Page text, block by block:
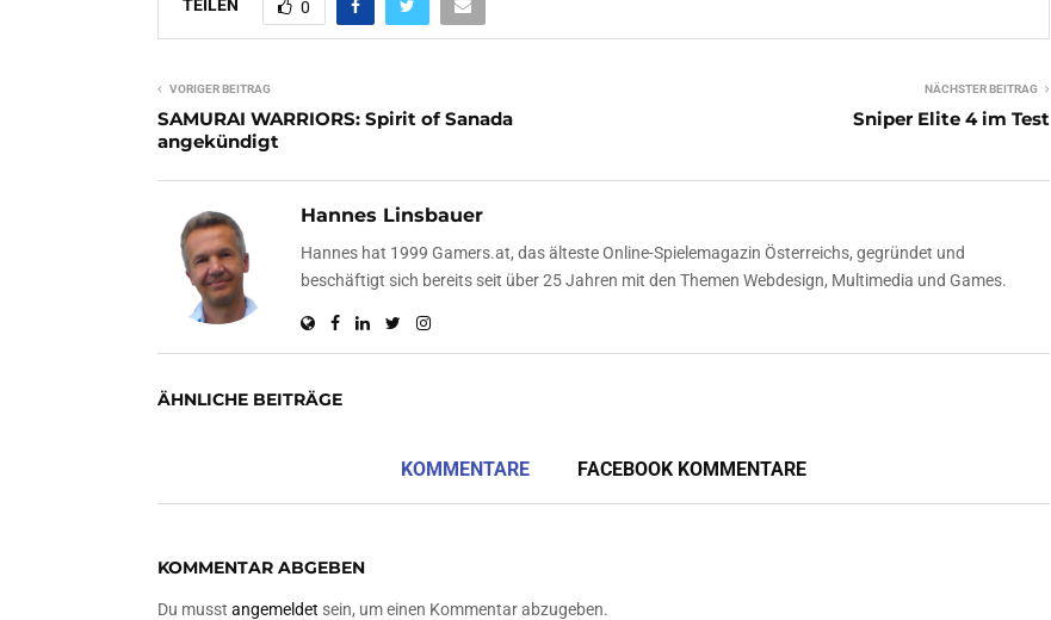
TEILEN 0
VORIGER BEITRAG
SAMURAI WARRIORS: Spirit of Sanada
angekündigt
NÄCHSTER BEITRAG
Sniper Elite 4 im Test
Hannes Linsbauer
Hannes hat 1999 Gamers.at, das älteste Online-Spielemagazin Österreichs, gegründet und
beschäftigt sich bereits seit über 25 Jahren mit den Themen Webdesign, Multimedia und Games.
ÄHNLICHE BEITRÄGE
KOMMENTARE FACEBOOK KOMMENTARE
KOMMENTAR ABGEBEN
Du musst angemeldet sein, um einen Kommentar abzugeben.